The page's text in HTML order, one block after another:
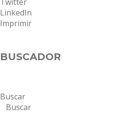
LinkedIn
Imprimir
BUSCADOR
Buscar
Buscar